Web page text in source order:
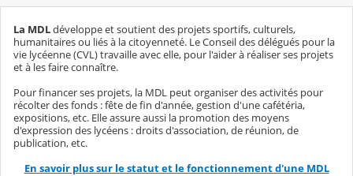
La MDLdéveloppe et soutient des projets sportifs, culturels,
humanitaires ou liés à la citoyenneté. Le Conseil des délégués pour la
vie lycéenne (CVL) travaille avec elle, pour l'aider à réaliser ses projets
et à les faire connaître.
Pour financer ses projets, la MDL peut organiser des activités pour
récolter des fonds : fête de fin d'année, gestion d'une cafétéria,
expositions, etc. Elle assure aussi la promotion des moyens
d'expression des lycéens : droits d'association, de réunion, de
publication, etc.
En savoir plus sur le statut et le fonctionnement d'une MDL